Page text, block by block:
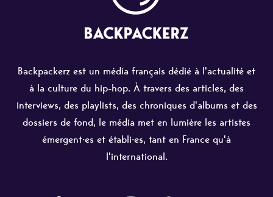
Backpackerz est un média français dédié à l'actualité et
à la culture du hip-hop. À travers des articles, des
interviews, des playlists, des chroniques d'albums et des
dossiers de fond, le média met en lumière les artistes
émergent·es et établi·es, tant en France qu'à
l'international.